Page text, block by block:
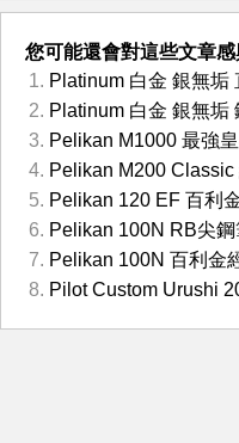
您可能還會對這些文章感
Platinum 白金 銀無垢
Platinum 白金 銀無垢
Pelikan M1000 最強
Pelikan M200 Classic
Pelikan 120 EF 百利
Pelikan 100N RB尖鋼
Pelikan 100N 百利金
Pilot Custom Urushi